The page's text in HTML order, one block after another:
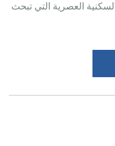
العصرية التي تبحث